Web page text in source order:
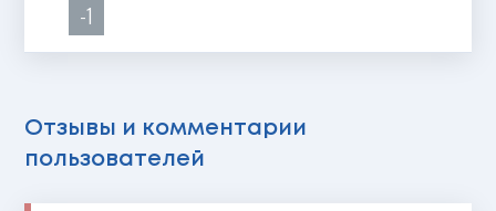
-1
Отзывы и комментарии
пользователей